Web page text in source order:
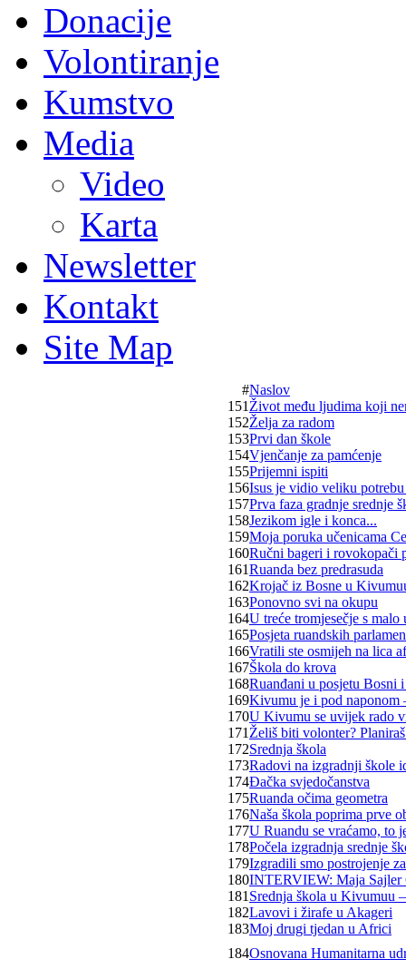
Donacije
Volontiranje
Kumstvo
Media
Video
Karta
Newsletter
Kontakt
Site Map
#Naslov
151 Život među ljudima koji
152Želja za radom
153Prvi dan škole
154Vjenčanje za pamćenje
155Prijemni ispiti
156Isus je vidio veliku
157Prva faza gradnje srednje
158Jezikom igle i konca...
159Moja poruka učenicama
160Ručni bageri i rovokopači
161Ruanda bez predrasuda
162Krojač iz Bosne u
163Ponovno svi na okupu
164U treće tromjesečje s malo
165Posjeta ruandskih
166Vratili ste osmijeh na lica
167Škola do krova
168Ruanđani u posjetu Bosni
169Kivumu je i pod naponom
170U Kivumu se uvijek rado
171 Želiš biti volonter?
172Srednja škola
173Radovi na izgradnji škole
174Đačka svjedočanstva
175Ruanda očima geometra
176Naša škola poprima prve
177U Ruandu se vraćamo, to
178Počela izgradnja srednje
179Izgradili smo postrojenje
180INTERVIEW: Maja Sajler
181 Srednja škola u Kivumuu
182Lavovi i žirafe u Akageri
183Moj drugi tjedan u Africi
184Osnovana Humanitarna